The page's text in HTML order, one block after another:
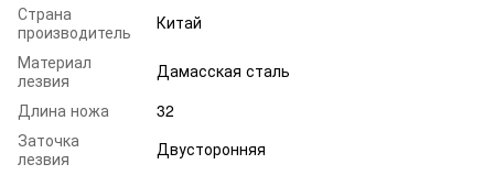
Страна
производитель
Китай
Материал
лезвия
Дамасская сталь
Длина ножа
32
Заточка
лезвия
Двусторонняя